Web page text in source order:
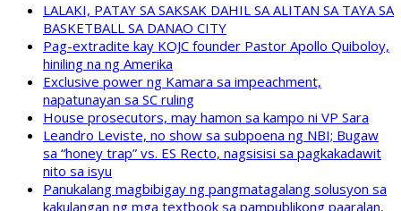
LALAKI, PATAY SA SAKSAK DAHIL SA ALITAN SA TAYA SA
BASKETBALL SA DANAO CITY
Pag-extradite kay KOJC founder Pastor Apollo Quiboloy,
hiniling na ng Amerika
Exclusive power ng Kamara sa impeachment,
napatunayan sa SC ruling
House prosecutors, may hamon sa kampo ni VP Sara
Leandro Leviste, no show sa subpoena ng NBI; Bugaw
sa “honey trap” vs. ES Recto, nagsisisi sa pagkakadawit
nito sa isyu
Panukalang magbibigay ng pangmatagalang solusyon sa
kakulangan ng mga textbook sa pampublikong paaralan,